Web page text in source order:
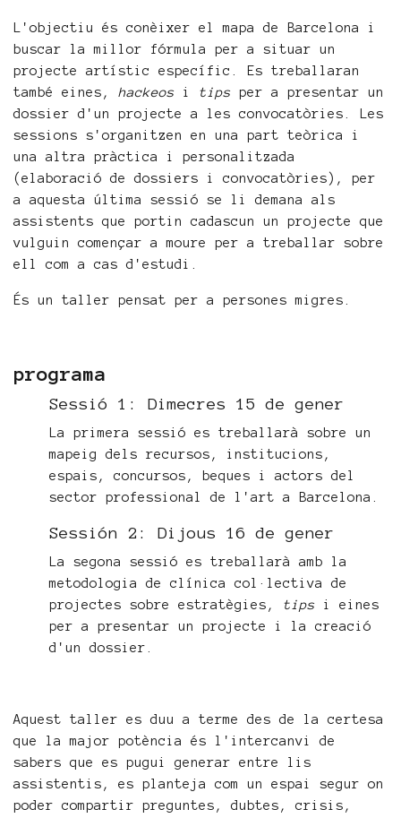
L'objectiu és conèixer el mapa de Barcelona i
buscar la millor fórmula per a situar un
projecte artístic específic. Es treballaran
també eines, hackeos i tips per a presentar un
dossier d'un projecte a les convocatòries. Les
sessions s'organitzen en una part teòrica i
una altra pràctica i personalitzada
(elaboració de dossiers i convocatòries), per
a aquesta última sessió se li demana als
assistents que portin cadascun un projecte que
vulguin començar a moure per a treballar sobre
ell com a cas d'estudi.
És un taller pensat per a persones migres.
programa
Sessió 1: Dimecres 15 de gener
La primera sessió es treballarà sobre un
mapeig dels recursos, institucions,
espais, concursos, beques i actors del
sector professional de l'art a Barcelona.
Sessión 2: Dijous 16 de gener
La segona sessió es treballarà amb la
metodologia de clínica col·lectiva de
projectes sobre estratègies, tips i eines
per a presentar un projecte i la creació
d'un dossier.
Aquest taller es duu a terme des de la certesa
que la major potència és l'intercanvi de
sabers que es pugui generar entre lis
assistentis, es planteja com un espai segur on
poder compartir preguntes, dubtes, crisis,